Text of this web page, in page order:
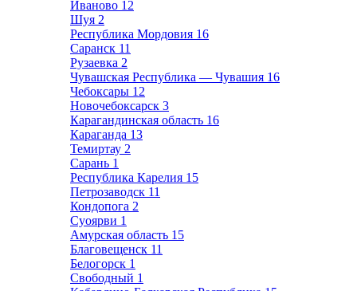
Иваново 12
Шуя 2
Республика Мордовия 16
Саранск 11
Рузаевка 2
Чувашская Республика — Чувашия 16
Чебоксары 12
Новочебоксарск 3
Карагандинская область 16
Караганда 13
Темиртау 2
Сарань 1
Республика Карелия 15
Петрозаводск 11
Кондопога 2
Суоярви 1
Амурская область 15
Благовещенск 11
Белогорск 1
Свободный 1